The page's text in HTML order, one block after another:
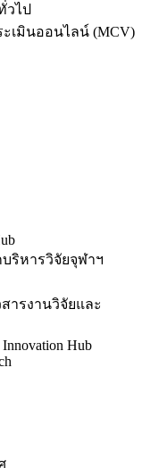
วไป
ะเมินออนไลน์ (MCV)
ริหารวิจัยจุฬาฯ
ารงานวิจัยและ
Hub